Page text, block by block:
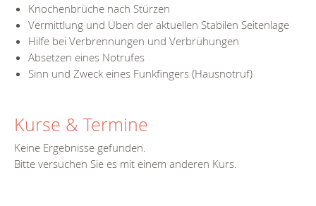
Knochenbrüche nach Stürzen
Vermittlung und Üben der aktuellen Stabilen Seitenlage
Hilfe bei Verbrennungen und Verbrühungen
Absetzen eines Notrufes
Sinn und Zweck eines Funkfingers (Hausnotruf)
Kurse & Termine
Keine Ergebnisse gefunden.
Bitte versuchen Sie es mit einem anderen Kurs.